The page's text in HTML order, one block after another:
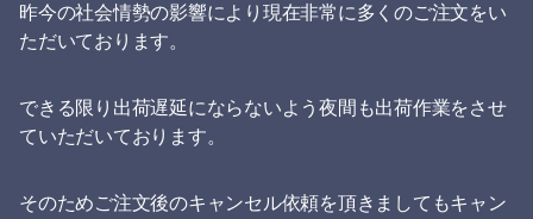
昨今の社会情勢の影響により現在非常に多くのご注文をい
ただいております。
できる限り出荷遅延にならないよう夜間も出荷作業をさせ
ていただいております。
そのためご注文後のキャンセル依頼を頂きましてもキャン